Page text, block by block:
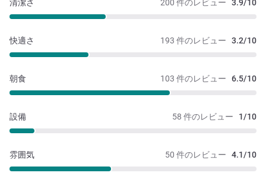
200 件のレビュー 3.9/10
清潔さ
193 件のレビュー 3.2/10
快適さ
103 件のレビュー 6.5/10
朝食
58 件のレビュー 1/10
設備
50 件のレビュー 4.1/10
雰囲気